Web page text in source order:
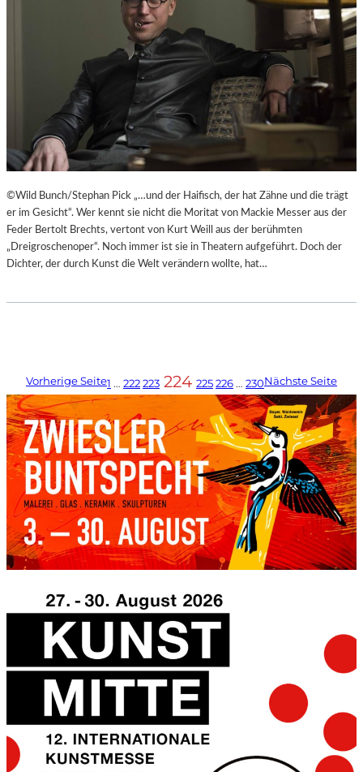
©Wild Bunch/Stephan Pick „…und der Haifisch, der hat Zähne und die trägt
er im Gesicht“. Wer kennt sie nicht die Moritat von Mackie Messer aus der
Feder Bertolt Brechts, vertont von Kurt Weill aus der berühmten
„Dreigroschenoper“. Noch immer ist sie in Theatern aufgeführt. Doch der
Dichter, der durch Kunst die Welt verändern wollte, hat…
Vorherige Seite1 … 222223 224 225226 … 230Nächste Seite